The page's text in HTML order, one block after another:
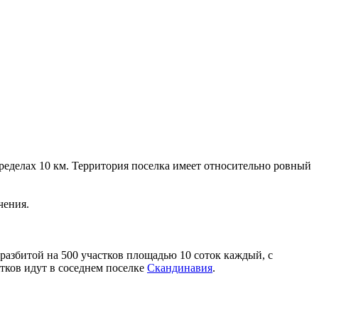
10 км. Территория поселка имеет относительно ровный
на 500 участков площадью 10 соток каждый, с
идут в соседнем поселке Скандинавия.